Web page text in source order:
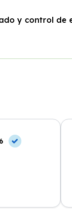
y control de